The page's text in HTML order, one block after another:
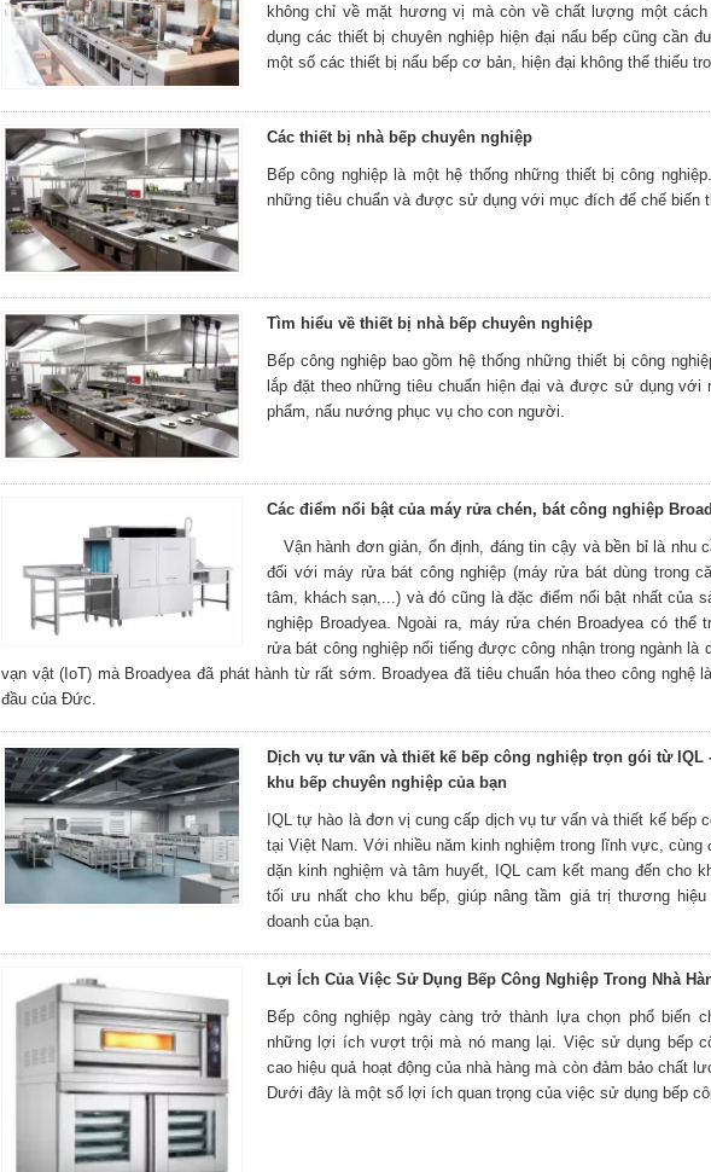
không chỉ về mặt hương vị mà còn về chất lượng một
dụng các thiết bị chuyên nghiệp hiện đại nấu bếp cũng cần
một số các thiết bị nấu bếp cơ bản, hiện đại không thể thiếu
Các thiết bị nhà bếp chuyên nghiệp
Bếp công nghiệp là một hệ thống những thiết bị công
những tiêu chuẩn và được sử dụng với mục đích để chế biến
Tìm hiểu về thiết bị nhà bếp chuyên nghiệp
Bếp công nghiệp bao gồm hệ thống những thiết bị công
lắp đặt theo những tiêu chuẩn hiện đại và được sử dụng với
phẩm, nấu nướng phục vụ cho con người.
Các điểm nổi bật của máy rửa chén, bát công nghiệp
Vận hành đơn giản, ổn định, đáng tin cậy và bền bỉ là nhu
đối với máy rửa bát công nghiệp (máy rửa bát dùng trong
tâm, khách sạn,...) và đó cũng là đặc điểm nổi bật nhất của
nghiệp Broadyea. Ngoài ra, máy rửa chén Broadyea có thể
rửa bát công nghiệp nổi tiếng được công nhận trong ngành là
vạn vật (IoT) mà Broadyea đã phát hành từ rất sớm. Broadyea đã tiêu chuẩn hóa theo công nghệ
đầu của Đức.
Dịch vụ tư vấn và thiết kế bếp công nghiệp trọn gói từ IQL
khu bếp chuyên nghiệp của bạn
IQL tự hào là đơn vị cung cấp dịch vụ tư vấn và thiết kế bếp
tại Việt Nam. Với nhiều năm kinh nghiệm trong lĩnh vực, cùng
dặn kinh nghiệm và tâm huyết, IQL cam kết mang đến cho
tối ưu nhất cho khu bếp, giúp nâng tầm giá trị thương
doanh của bạn.
Lợi Ích Của Việc Sử Dụng Bếp Công Nghiệp Trong Nhà
Bếp công nghiệp ngày càng trở thành lựa chọn phổ biến
những lợi ích vượt trội mà nó mang lại. Việc sử dụng bếp
cao hiệu quả hoạt động của nhà hàng mà còn đảm bảo chất
Dưới đây là một số lợi ích quan trọng của việc sử dụng bếp